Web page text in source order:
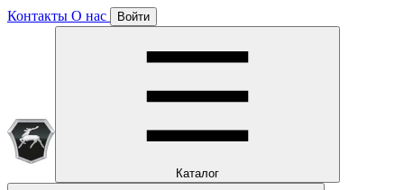
Контакты О нас Войти
Каталог
Отлично!
Подписка уже оформлена